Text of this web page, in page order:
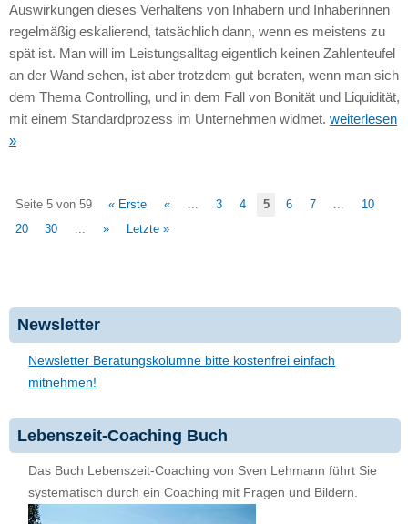
Auswirkungen dieses Verhaltens von Inhabern und Inhaberinnen
regelmäßig eskalierend, tatsächlich dann, wenn es meistens zu
spät ist. Man will im Leistungsalltag eigentlich keinen Zahlenteufel
an der Wand sehen, ist aber trotzdem gut beraten, wenn man sich
dem Thema Controlling, und in dem Fall von Bonität und Liquidität,
mit einem Standardprozess im Unternehmen widmet. weiterlesen
»
Seite 5 von 59 « Erste « ... 3 4 5 6 7 ...
10
20
30 » Letzte »
Newsletter
Newsletter Beratungskolumne bitte kostenfrei einfach
mitnehmen!
Lebenszeit-Coaching Buch
Das Buch Lebenszeit-Coaching von Sven Lehmann führt Sie
systematisch durch ein Coaching mit Fragen und Bildern.